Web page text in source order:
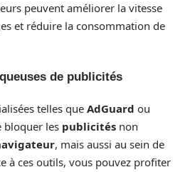
peuvent améliorer la vitesse
et réduire la consommation de
de publicités
telles queAdGuard ou
bloquer les publicités non
, mais aussi au sein de
à ces outils, vous pouvez profiter